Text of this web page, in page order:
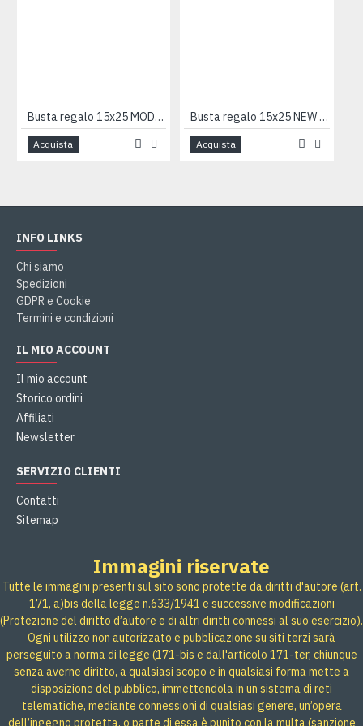
Busta regalo 15x25 MODELLISMO 50pz
Acquista
Busta regalo 15x25 NEW PERLA 100pz
Acquista
INFO LINKS
Chi siamo
Spedizioni
GDPR e Cookie
Termini e condizioni
IL MIO ACCOUNT
Il mio account
Storico ordini
Affiliati
Newsletter
SERVIZIO CLIENTI
Contatti
Sitemap
Immagini riservate
Tutte le immagini presenti sul sito sono protette da diritti d'autore (art.
171, a)bis della legge n.633/1941 e successive modificazioni
(Protezione del diritto d’autore e di altri diritti connessi al suo esercizio).
Ogni utilizzo non autorizzato e pubblicazione su siti terzi sarà
perseguito a norma di legge (171-bis e dall'articolo 171-ter, chiunque
senza averne diritto, a qualsiasi scopo e in qualsiasi forma mette a
disposizione del pubblico, immettendola in un sistema di reti
telematiche, mediante connessioni di qualsiasi genere, un’opera
dell’ingegno protetta, o parte di essa è punito con la multa (sanzione